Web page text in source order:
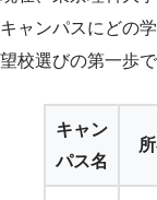
キャンパスにどの
望校選びの第一歩で
キャン
パス名